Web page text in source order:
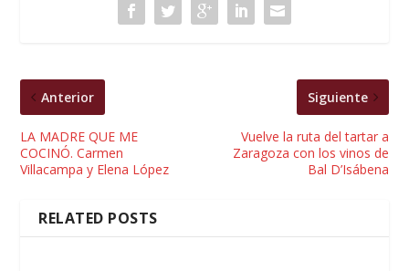
Anterior
LA MADRE QUE ME
COCINÓ. Carmen
Villacampa y Elena López
Siguiente
Vuelve la ruta del tartar a
Zaragoza con los vinos de
Bal D’Isábena
RELATED POSTS